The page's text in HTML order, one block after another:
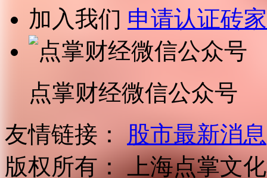
加入我们 申请认证砖家
点掌财经微信公众号
友情链接：
股市最新消息
版权所有： 上海点掌文